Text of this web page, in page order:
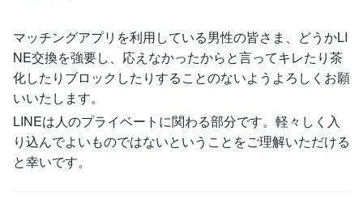
マッチングアプリを利用している男性の皆さま、どうかLI
NE交換を強要し、応えなかったからと言ってキレたり茶
化したりブロックしたりすることのないようよろしくお願
いいたします。
LINEは人のプライベートに関わる部分です。軽々しく入
り込んでよいものではないということをご理解いただける
と幸いです。